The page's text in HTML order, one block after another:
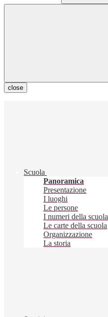
close
Scuola
Panoramica
Presentazione
I luoghi
Le persone
I numeri della scuola
Le carte della scuola
Organizzazione
La storia